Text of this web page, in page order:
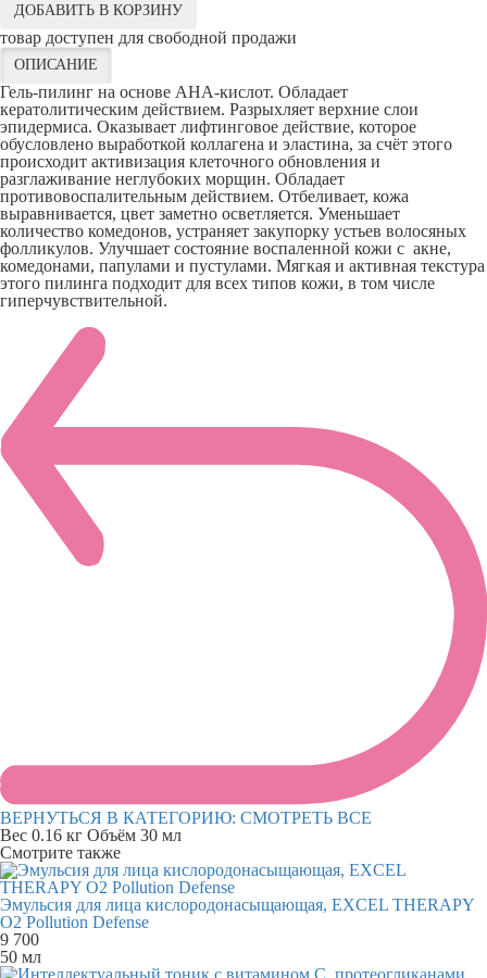
ДОБАВИТЬ В КОРЗИНУ
товар доступен для свободной продажи
ОПИСАНИЕ
Гель-пилинг на основе AHA-кислот. Обладает
кератолитическим действием. Разрыхляет верхние слои
эпидермиса. Оказывает лифтинговое действие, которое
обусловлено выработкой коллагена и эластина, за счёт этого
происходит активизация клеточного обновления и
разглаживание неглубоких морщин. Обладает
противовоспалительным действием. Отбеливает, кожа
выравнивается, цвет заметно осветляется. Уменьшает
количество комедонов, устраняет закупорку устьев волосяных
фолликулов. Улучшает состояние воспаленной кожи с акне,
комедонами, папулами и пустулами. Мягкая и активная текстура
этого пилинга подходит для всех типов кожи, в том числе
гиперчувствительной.
ВЕРНУТЬСЯ В КАТЕГОРИЮ: СМОТРЕТЬ ВСЕ
Вес 0.16 кг Объём 30 мл
Смотрите также
Эмульсия для лица кислородонасыщающая, EXCEL THERAPY
O2 Pollution Defense
9 700
50 мл